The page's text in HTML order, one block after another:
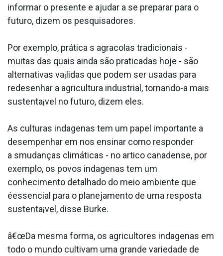
informar o presente e ajudar a se preparar para o
futuro, dizem os pesquisadores.
Por exemplo, prática s agra­colas tradicionais -
muitas das quais ainda são praticadas hoje - são
alternativas va¡lidas que podem ser usadas para
redesenhar a agricultura industrial, tornando-a mais
sustenta¡vel no futuro, dizem eles.
As culturas inda­genas tem um papel importante a
desempenhar em nos ensinar como responder
a smudanças climáticas - no artico canadense, por
exemplo, os povos inda­genas tem um
conhecimento detalhado do meio ambiente que
éessencial para o planejamento de uma resposta
sustenta¡vel, disse Burke.
â€œDa mesma forma, os agricultores inda­genas em
todo o mundo cultivam uma grande variedade de